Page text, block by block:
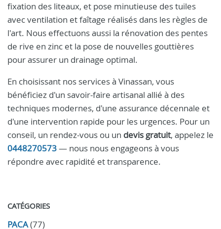
fixation des liteaux, et pose minutieuse des tuiles
avec ventilation et faîtage réalisés dans les règles de
l'art. Nous effectuons aussi la rénovation des pentes
de rive en zinc et la pose de nouvelles gouttières
pour assurer un drainage optimal.
En choisissant nos services à Vinassan, vous
bénéficiez d'un savoir-faire artisanal allié à des
techniques modernes, d'une assurance décennale et
d'une intervention rapide pour les urgences. Pour un
conseil, un rendez-vous ou un devis gratuit, appelez le
0448270573— nous nous engageons à vous
répondre avec rapidité et transparence.
CATÉGORIES
PACA(77)